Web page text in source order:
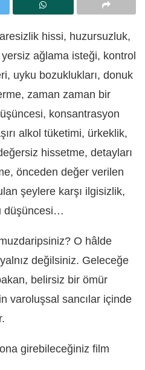
hissi, huzursuzluk,
ağlama isteği, kontrol
uyku bozuklukları, donuk
zaman zaman bir
konsantrasyon
alkol tüketimi, ürkeklik,
hissetme, detayları
önceden değer verilen
şeylere karşı ilgisizlik,
düşüncesi…
O hâlde
değilsiniz. Geleceğe
belirsiz bir ömür
varoluşsal sancılar içinde
girebileceğiniz film